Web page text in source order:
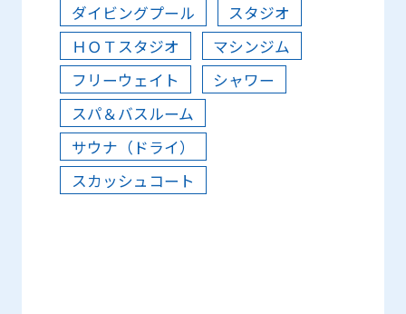
ダイビングプール
スタジオ
ＨＯＴスタジオ
マシンジム
フリーウェイト
シャワー
スパ＆バスルーム
サウナ（ドライ）
スカッシュコート